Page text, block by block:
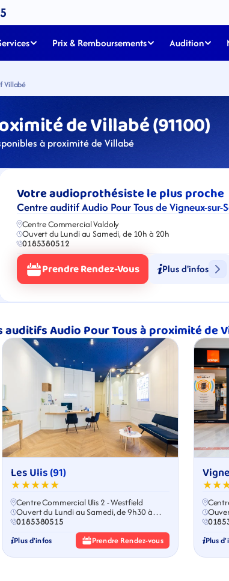
Prix & Remboursements Audition
Villabé
de Villabé (91100)
à proximité de Villabé
Votre audioprothésiste le plus proche
Centre auditif Audio Pour Tous de Vigneux-sur-
Centre Commercial Valdoly
Ouvert du Lundi au Samedi, de 10h à 20h
0185380512
Prendre Rendez-Vous Plus d'infos
Audio Pour Tous à proximité de
Les Ulis (91)
★★★★★
Centre Commercial Ulis 2 - Westfield
Ouvert du Lundi au Samedi, de 9h30 à
19h30
0185380515
Plus d'infos Prendre Rendez-vous Plus